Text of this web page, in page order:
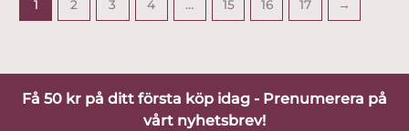
1 2 3 4 … 15 16 17 →
Få 50 kr på ditt första köp idag - Prenumerera på
vårt nyhetsbrev!